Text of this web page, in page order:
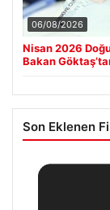
06/08/2026
Nisan 2026
Bakan
Son Eklenen